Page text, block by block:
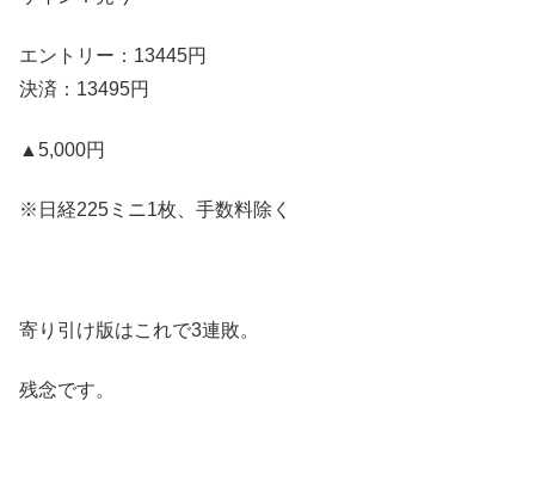
エントリー：13445円
決済：13495円
▲5,000円
※日経225ミニ1枚、手数料除く
寄り引け版はこれで3連敗。
残念です。